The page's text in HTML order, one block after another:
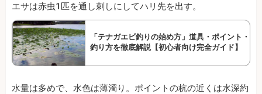
エサは赤虫1匹を通し刺しにしてハリ先を出す。
「テナガエビ釣りの始め方」道具・ポイント・
釣り方を徹底解説【初心者向け完全ガイド】
水量は多めで、水色は薄濁り。ポイントの杭の近くは水深約